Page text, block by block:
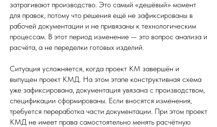
затрагивают производство. Это самый «дешёвый» момент
для правок, потому что решения ещё не зафиксированы в
рабочей документации и не привязаны к технологическим
процессам. В этот период изменение — это вопрос анализа и
расчёта, а не переделки готовых изделий.
Ситуация усложняется, когда проект КМ завершён и
выпущен проект КМД. На этом этапе конструктивная схема
уже зафиксирована, документация увязана с производством,
спецификации сформированы. Если вносятся изменения,
требуется переработка части документации. При этом проект
КМД не имеет права самостоятельно менять расчётную